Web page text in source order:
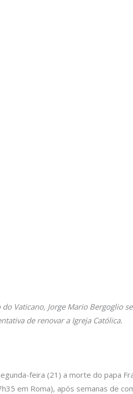
Vaticano, Jorge Mario Bergoglio
de renovar a Igreja Católica.
feira (21) a morte do papa
em Roma), após semanas de